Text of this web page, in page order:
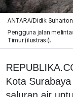
ANTARA/Didik
Pengguna jalan
Timur (ilustrasi).
Kota